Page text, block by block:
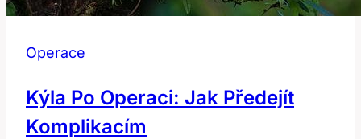
Operace
Kýla Po Operaci: Jak Předejít
Komplikacím